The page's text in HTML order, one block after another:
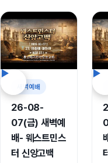
새벽예배
26-08-
07(금) 새벽예
배- 웨스트민스
터 신앙고백